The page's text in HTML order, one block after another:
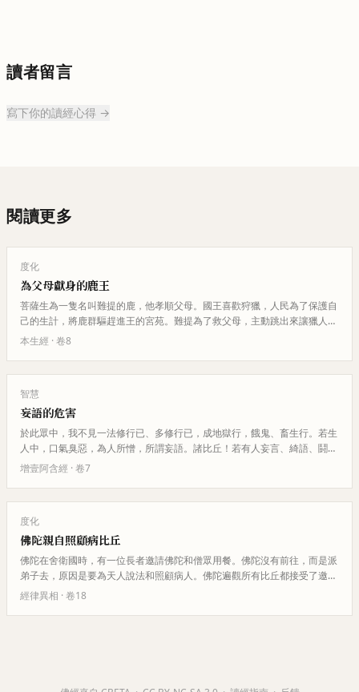
讀者留言
寫下你的讀經心得 →
閱讀更多
度化
為父母獻身的鹿王
菩薩生為一隻名叫難提的鹿，他孝順父母。國王喜歡狩獵，人民為了保護自
己的生計，將鹿群驅趕進王的宮苑。難提為了救父母，主動跳出來讓獵人追
捕。最終他被帶到國王面前，以…
本生經 · 卷8
智慧
妄語的危害
於此眾中，我不見一法修行已、多修行已，成地獄行，餓鬼、畜生行。若生
人中，口氣臭惡，為人所憎，所謂妄語。諸比丘！若有人妄言、綺語、鬪亂
是非，便墮畜生、餓鬼中。所以…
增壹阿含經 · 卷7
度化
佛陀親自照顧病比丘
佛陀在舍衛國時，有一位長者邀請佛陀和僧眾用餐。佛陀沒有前往，而是派
弟子去，原因是要為天人說法和照顧病人。佛陀遍觀所有比丘都接受了邀
請，於是打開一間房門，發現一位…
經律異相 · 卷18